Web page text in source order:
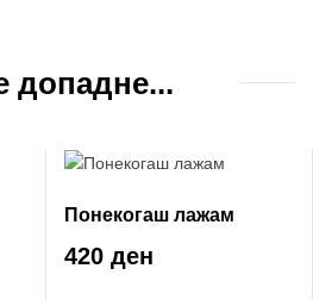
допадне...
Понекогаш лажам
420 ден